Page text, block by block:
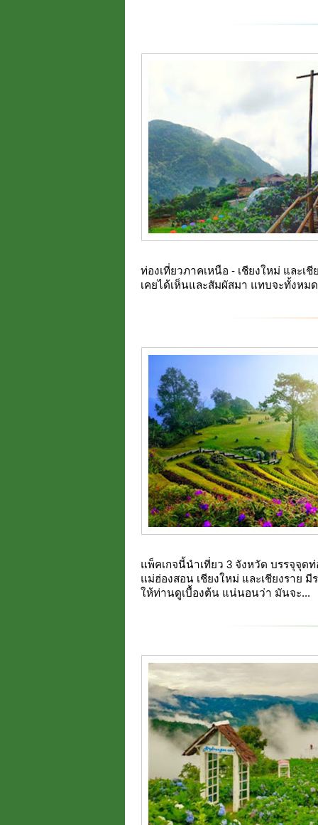
ท่องเที่ยวภาคเหนือ - เชียงใหม่ และเ
เคยได้เห็นและสัมผัสมา แทบจะทั้งหม
แพ็คเกจนี้นำเที่ยว 3 จังหวัด บรรจุจุด
แม่ฮ่องสอน เชียงใหม่ และเชียงราย
ให้ท่านดูเบื้องต้น แน่นอนว่า มันจะ...